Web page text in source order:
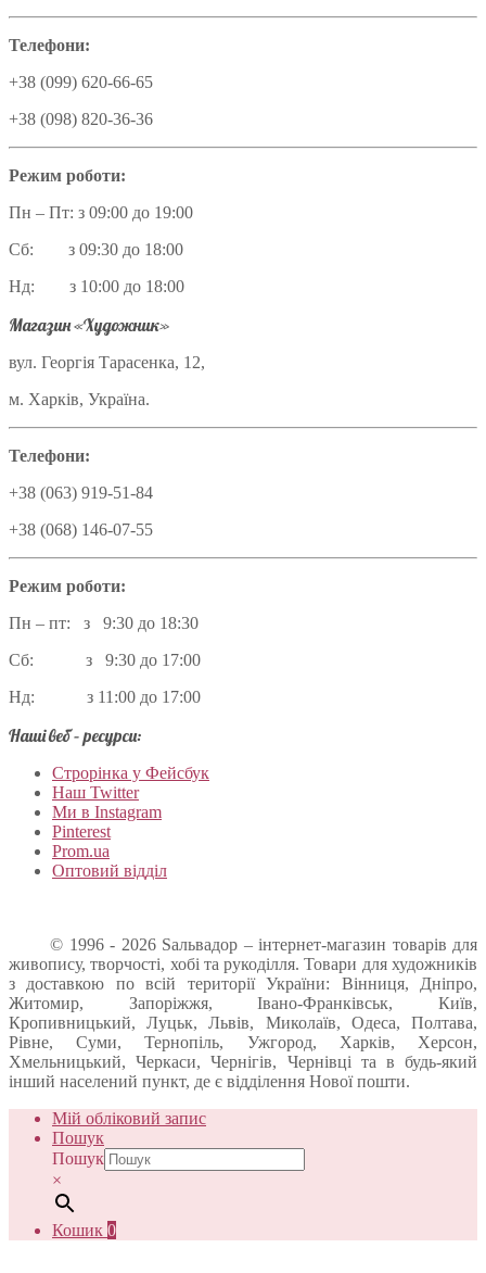
Телефони:
+38 (099) 620-66-65
+38 (098) 820-36-36
Режим роботи:
Пн – Пт: з 09:00 до 19:00
Сб: з 09:30 до 18:00
Нд: з 10:00 до 18:00
Магазин «Художник»
вул. Георгія Тарасенка, 12,
м. Харків, Україна.
Телефони:
+38 (063) 919-51-84
+38 (068) 146-07-55
Режим роботи:
Пн – пт: з 9:30 до 18:30
Сб: з 9:30 до 17:00
Нд: з 11:00 до 17:00
Наші веб – ресурси:
Строрінка у Фейсбук
Наш Twitter
Ми в Instagram
Pinterest
Prom.ua
Оптовий відділ
© 1996 - 2026 Sальвадор – інтернет-магазин товарів для
живопису, творчості, хобі та рукоділля. Товари для художників
з доставкою по всій території України: Вінниця, Дніпро,
Житомир, Запоріжжя, Івано-Франківськ, Київ,
Кропивницький, Луцьк, Львів, Миколаїв, Одеса, Полтава,
Рівне, Суми, Тернопіль, Ужгород, Харків, Херсон,
Хмельницький, Черкаси, Чернігів, Чернівці та в будь-який
інший населений пункт, де є відділення Нової пошти.
Мій обліковий запис
Пошук
Пошук
×
Кошик 0